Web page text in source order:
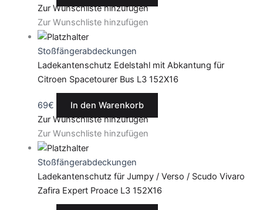
Zur Wunschliste hinzufügen
Zur Wunschliste hinzufügen
Stoßfängerabdeckungen
Ladekantenschutz Edelstahl mit Abkantung für
Citroen Spacetourer Bus L3 152X16
69€
In den Warenkorb
Zur Wunschliste hinzufügen
Zur Wunschliste hinzufügen
Stoßfängerabdeckungen
Ladekantenschutz für Jumpy / Verso / Scudo Vivaro
Zafira Expert Proace L3 152X16